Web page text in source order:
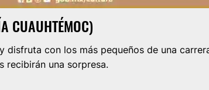
CUAUHTÉMOC)
disfruta con los más pequeños de una
recibirán una sorpresa.